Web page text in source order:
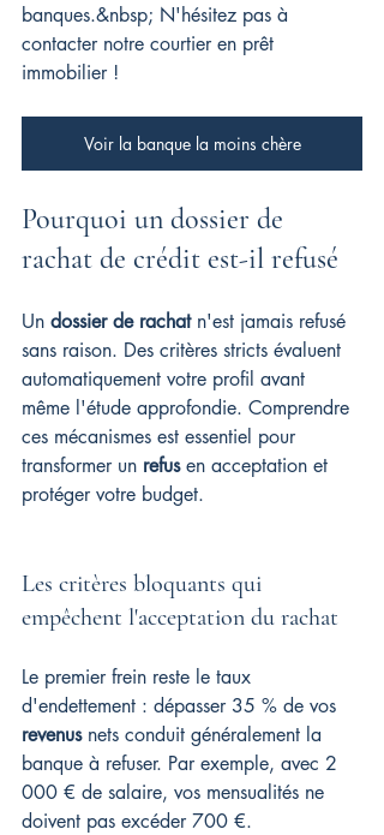
banques.&nbsp; N'hésitez pas à
contacter notre courtier en prêt
immobilier !
Voir la banque la moins chère
Pourquoi un dossier de
rachat de crédit est-il refusé
Un dossier de rachat n'est jamais refusé
sans raison. Des critères stricts évaluent
automatiquement votre profil avant
même l'étude approfondie. Comprendre
ces mécanismes est essentiel pour
transformer un refus en acceptation et
protéger votre budget.
Les critères bloquants qui
empêchent l'acceptation du rachat
Le premier frein reste le taux
d'endettement : dépasser 35 % de vos
revenus nets conduit généralement la
banque à refuser. Par exemple, avec 2
000 € de salaire, vos mensualités ne
doivent pas excéder 700 €.